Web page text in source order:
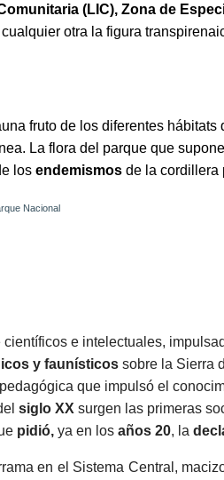
(LIC), Zona de
otra la figura
fruto de los diferentes hábitats
La flora del parque que
los endemismos de la cordillera
Nacional
e intelectuales,
y faunísticos sobre la Sierra
que impulsó el
siglo XX surgen las primeras
pidió, ya en los años 20, la
en el Sistema Central,